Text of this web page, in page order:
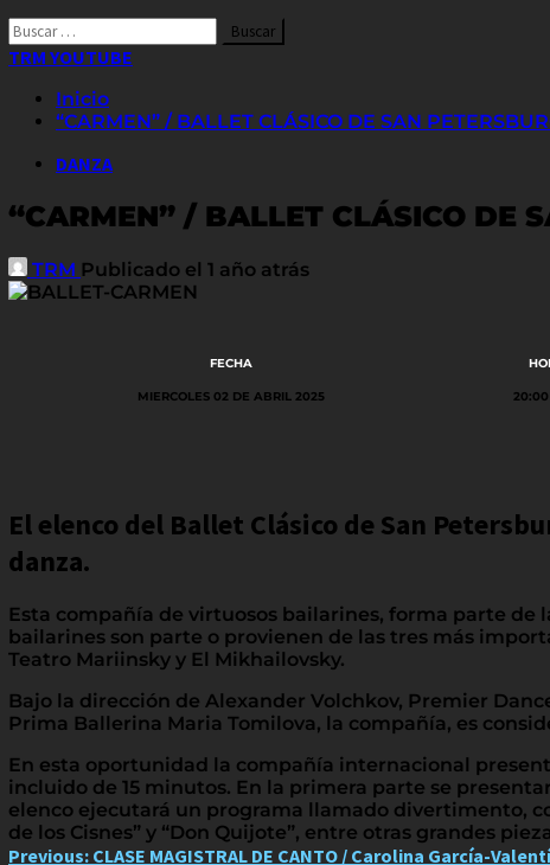
Buscar
por:
TRM YOUTUBE
Inicio
“CARMEN” / BALLET CLÁSICO DE SAN
DANZA
“CARMEN” / BALLET CLÁSICO DE
TRM Publicado el 1 año atrás
FECHA
MIERCOLES 02 DE ABRIL 2025 20:00
El elenco del Ballet Clásico de San
danza.
Esta compañía de virtuosos bailarines, forma parte de
bailarines son parte o provienen de las tres más
Teatro Mariinsky y El Mikhailovsky.
Bajo la dirección de Alexander Volchkov, Premier
Prima Ballerina Maria Tomilova, la compañía, es
En esta oportunidad la compañía internacional
incluido de 15 minutos. En la primera parte se
elenco ejecutará un programa llamado divertimento,
de los Cisnes” y “Don Quijote”, entre otras grandes
Previous: CLASE MAGISTRAL DE CANTO / Carolina García-